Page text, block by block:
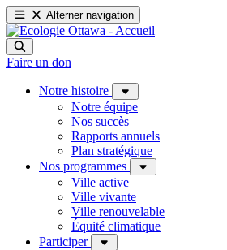
Alterner navigation
Faire un don
Notre histoire
Notre équipe
Nos succès
Rapports annuels
Plan stratégique
Nos programmes
Ville active
Ville vivante
Ville renouvelable
Équité climatique
Participer